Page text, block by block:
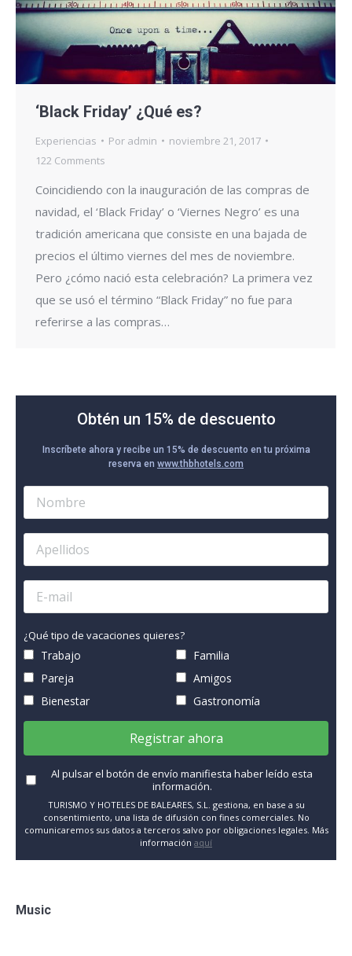
‘Black Friday’ ¿Qué es?
Experiencias Por admin
noviembre 21, 2017
122 Comments
Coincidiendo con la inauguración de las compras de
navidad, el ‘Black Friday’ o ‘Viernes Negro’ es una
tradición americana que consiste en una bajada de
precios el último viernes del mes de noviembre.
Pero ¿cómo nació esta celebración? La primera vez
que se usó el término “Black Friday” no fue para
referirse a las compras…
Obtén un 15% de descuento
Inscríbete ahora y recibe un 15% de descuento en tu próxima
reserva en www.thbhotels.com
¿Qué tipo de vacaciones quieres?
Trabajo
Familia
Pareja
Amigos
Bienestar
Gastronomía
Registrar ahora
Al pulsar el botón de envío manifiesta haber leído esta
información.
TURISMO Y HOTELES DE BALEARES, S.L. gestiona, en base a su
consentimiento, una lista de difusión con fines comerciales. No
comunicaremos sus datos a terceros salvo por obligaciones legales. Más
información aquí
Music